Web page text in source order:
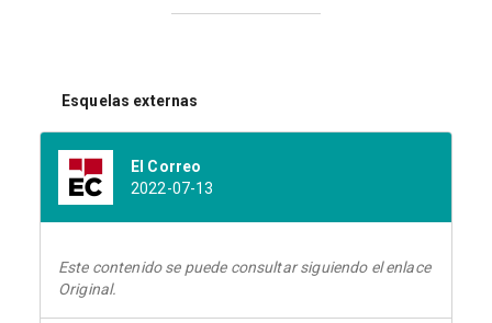
Esquelas externas
El Correo
2022-07-13
Este contenido se puede consultar siguiendo el enlace
Original.